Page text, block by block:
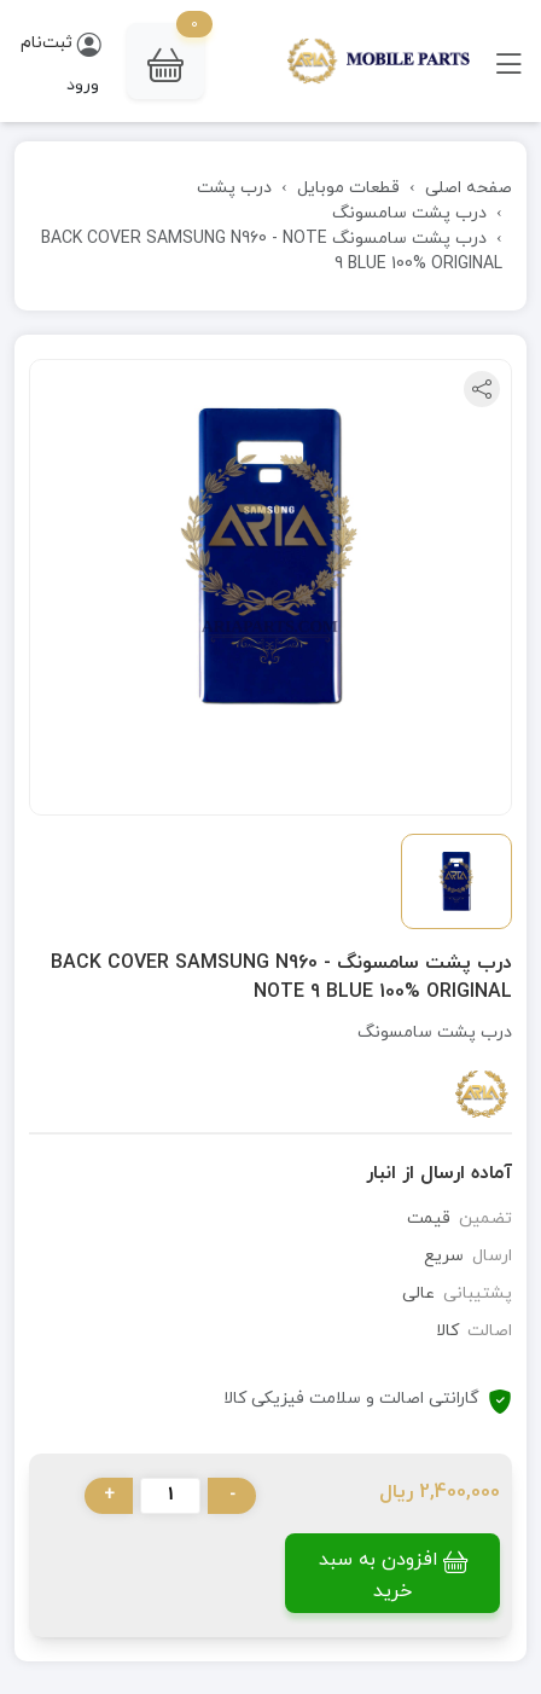
0
ثبت‌نام
ورود
صفحه اصلی قطعات موبایل
درب پشت
درب پشت سامسونگ
درب پشت سامسونگ BACK COVER SAMSUNG N960 - NOTE
9 BLUE 100% ORIGINAL
درب پشت سامسونگ BACK COVER SAMSUNG N960 -
NOTE 9 BLUE 100% ORIGINAL
درب پشت سامسونگ
آماده ارسال از انبار
تضمین قیمت
ارسال سریع
پشتیبانی عالی
اصالت کالا
گارانتی اصالت و سلامت فیزیکی کالا
2,400,000 ریال -
+
افزودن به سبد
خرید